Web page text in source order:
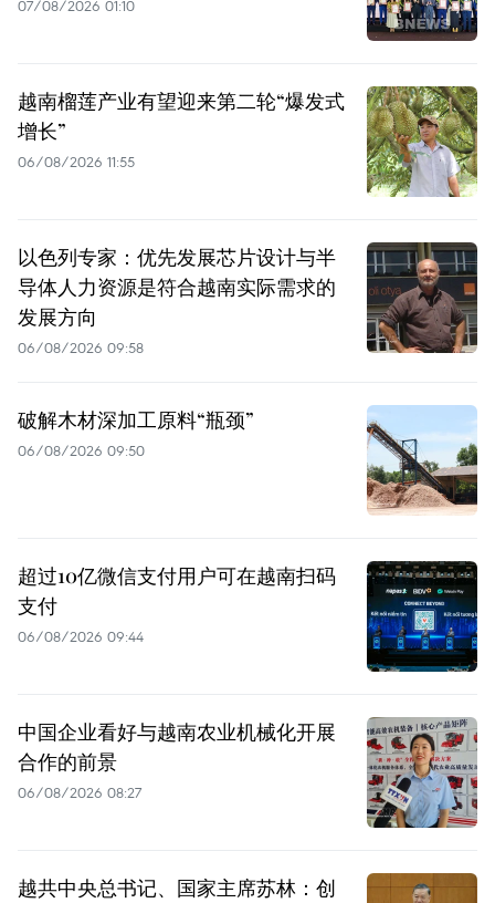
07/08/2026 01:10
越南榴莲产业有望迎来第二轮“爆发式
增长”
06/08/2026 11:55
以色列专家：优先发展芯片设计与半
导体人力资源是符合越南实际需求的
发展方向
06/08/2026 09:58
破解木材深加工原料“瓶颈”
06/08/2026 09:50
超过10亿微信支付用户可在越南扫码
支付
06/08/2026 09:44
中国企业看好与越南农业机械化开展
合作的前景
06/08/2026 08:27
越共中央总书记、国家主席苏林：创